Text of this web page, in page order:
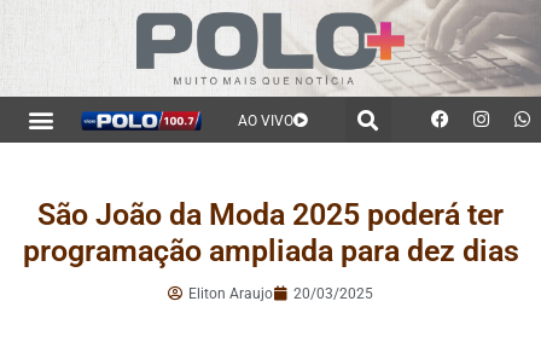
AO VIVO
São João da Moda 2025 poderá ter
programação ampliada para dez dias
Eliton Araujo 20/03/2025